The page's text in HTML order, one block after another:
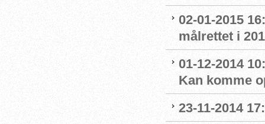
02-01-2015
målrettet i
01-12-2014
Kan komme
23-11-2014